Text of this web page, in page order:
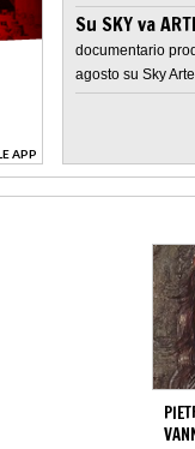
APP
Su SKY va
documentario
agosto su Sky Arte